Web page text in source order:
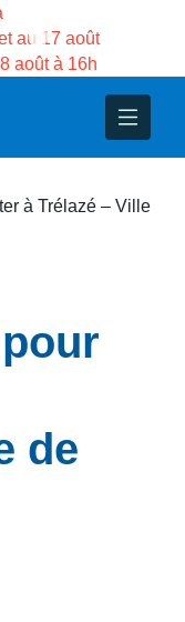
au 17 août
août à 16h
à Trélazé – Ville
de